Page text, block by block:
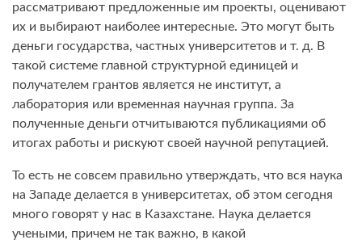
рассматривают предложенные им проекты, оценивают
их и выбирают наиболее интересные. Это могут быть
деньги государства, частных университетов и т. д. В
такой системе главной структурной единицей и
получателем грантов является не институт, а
лаборатория или временная научная группа. За
полученные деньги отчитываются публикациями об
итогах работы и рискуют своей научной репутацией.
То есть не совсем правильно утверждать, что вся наука
на Западе делается в университетах, об этом сегодня
много говорят у нас в Казахстане. Наука делается
учеными, причем не так важно, в какой